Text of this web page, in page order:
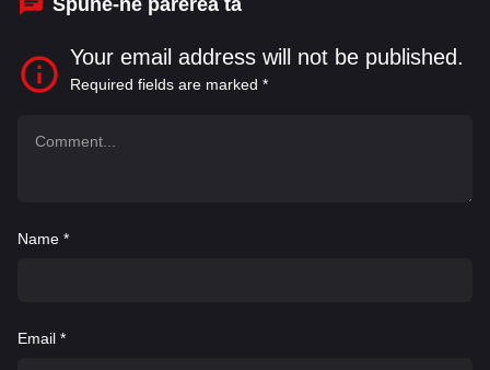
Spune-ne părerea ta
Your email address will not be published.
Required fields are marked *
Name *
Email *